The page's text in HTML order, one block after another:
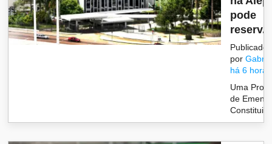
pode
reserv...
Publicado
por
há 6 horas
Uma
de